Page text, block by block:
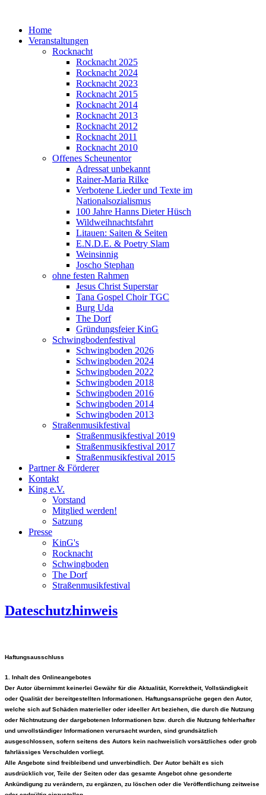
Home
Veranstaltungen
Rocknacht
Rocknacht 2025
Rocknacht 2024
Rocknacht 2023
Rocknacht 2015
Rocknacht 2014
Rocknacht 2013
Rocknacht 2012
Rocknacht 2011
Rocknacht 2010
Offenes Scheunentor
Adressat unbekannt
Rainer-Maria Rilke
Verbotene Lieder und Texte im
Nationalsozialismus
100 Jahre Hanns Dieter Hüsch
Wildweihnachtsfahrt
Litauen: Saiten & Seiten
E.N.D.E. & Poetry Slam
Weinsinnig
Joscho Stephan
ohne festen Rahmen
Jesus Christ Superstar
Tana Gospel Choir TGC
Burg Uda
The Dorf
Gründungsfeier KinG
Schwingbodenfestival
Schwingboden 2026
Schwingboden 2024
Schwingboden 2022
Schwingboden 2018
Schwingboden 2016
Schwingboden 2014
Schwingboden 2013
Straßenmusikfestival
Straßenmusikfestival 2019
Straßenmusikfestival 2017
Straßenmusikfestival 2015
Partner & Förderer
Kontakt
King e.V.
Vorstand
Mitglied werden!
Satzung
Presse
KinG's
Rocknacht
Schwingboden
The Dorf
Straßenmusikfestival
Dateschutzhinweis
Haftungsausschluss
1. Inhalt des Onlineangebotes
Der Autor übernimmt keinerlei Gewähr für die Aktualität, Korrektheit, Vollständigkeit
oder Qualität der bereitgestellten Informationen. Haftungsansprüche gegen den Autor,
welche sich auf Schäden materieller oder ideeller Art beziehen, die durch die Nutzung
oder Nichtnutzung der dargebotenen Informationen bzw. durch die Nutzung fehlerhafter
und unvollständiger Informationen verursacht wurden, sind grundsätzlich
ausgeschlossen, sofern seitens des Autors kein nachweislich vorsätzliches oder grob
fahrlässiges Verschulden vorliegt.
Alle Angebote sind freibleibend und unverbindlich. Der Autor behält es sich
ausdrücklich vor, Teile der Seiten oder das gesamte Angebot ohne gesonderte
Ankündigung zu verändern, zu ergänzen, zu löschen oder die Veröffentlichung zeitweise